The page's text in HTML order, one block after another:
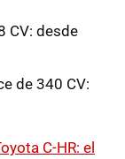
CV: desde
de 340 CV:
C-HR: el